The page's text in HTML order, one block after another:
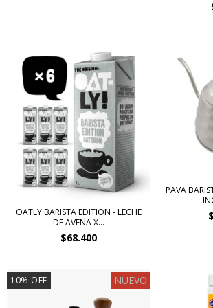
OATLY BARISTA EDITION - LECHE
DE AVENA X...
$68.400
PAVA
10% OFF NUEVO